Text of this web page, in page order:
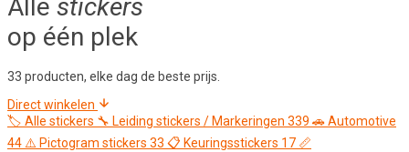
Alle stickers
op één plek
33 producten, elke dag de beste prijs.
Direct winkelen
🏷️ Alle stickers 🔧 Leiding stickers / Markeringen 339 🚗Automotive
44 ⚠️ Pictogram stickers 33 📋 Keuringsstickers 17 📏